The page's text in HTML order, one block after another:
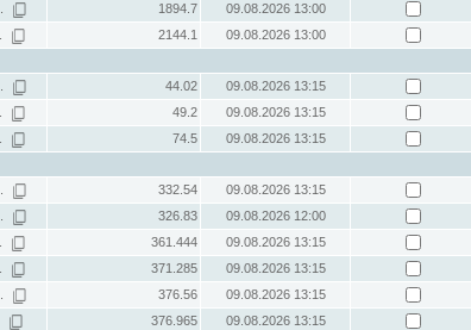
1894.7
09.08.2026 13:00
2144.1
09.08.2026 13:00
44.02
09.08.2026 13:15
49.2
09.08.2026 13:15
74.5
09.08.2026 13:15
332.54
09.08.2026 13:15
326.83
09.08.2026 12:00
361.444
09.08.2026 13:15
371.285
09.08.2026 13:15
376.56
09.08.2026 13:15
376.965
09.08.2026 13:15